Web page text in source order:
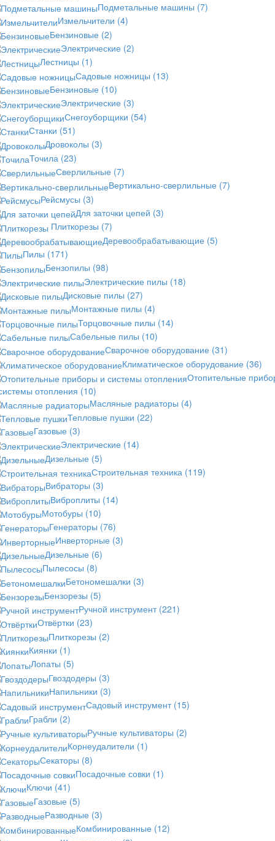
Подметальные машины (7)
Измельчители (4)
Бензиновые (2)
Электрические (2)
Лестницы (1)
Садовые ножницы (13)
Бензиновые (10)
Электрические (3)
Снегоуборщики (54)
Станки (51)
Дровоколы (3)
Точила (23)
Сверлильные (7)
Вертикально-сверлильные (7)
Рейсмусы (3)
Для заточки цепей (3)
Плиткорезы (7)
Деревообрабатывающие (5)
Пилы (171)
Бензопилы (98)
Электрические пилы (18)
Дисковые пилы (27)
Монтажные пилы (4)
Торцовочные пилы (14)
Сабельные пилы (10)
Сварочное оборудование (31)
Климатическое оборудование (36)
Отопительные
отопления (10)
Масляные радиаторы (4)
Тепловые пушки (22)
Газовые (3)
Электрические (14)
Дизельные (5)
Строительная техника (119)
Вибраторы (3)
Виброплиты (14)
Мотобуры (10)
Генераторы (76)
Инверторные (3)
Дизельные (6)
Пылесосы (8)
Бетономешалки (3)
Бензорезы (5)
Ручной инструмент (221)
Отвёртки (23)
Плиткорезы (2)
Киянки (1)
Лопаты (5)
Гвоздодеры (3)
Напильники (3)
Садовый инструмент (15)
Грабли (2)
Ручные культиваторы (2)
Корнеудалители (1)
Секаторы (8)
Посадочные совки (1)
Ключи (41)
Газовые (5)
Разводные (3)
Комбинированные (12)